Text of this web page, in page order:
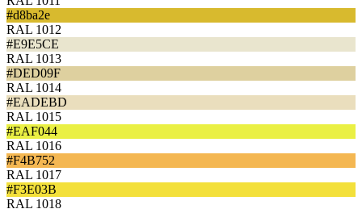
#d8ba2e
RAL 1012
#E9E5CE
RAL 1013
#DED09F
RAL 1014
#EADEBD
RAL 1015
#EAF044
RAL 1016
#F4B752
RAL 1017
#F3E03B
RAL 1018